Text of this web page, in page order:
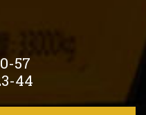
57
44